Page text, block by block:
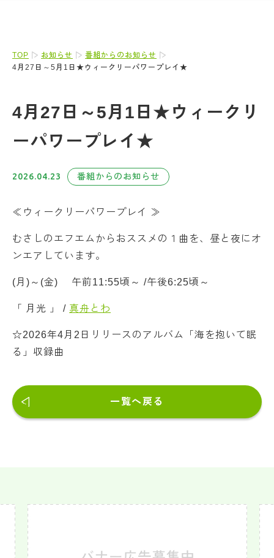
TOP お知らせ
番組からのお知らせ
4月27日～5月1日★ウィークリーパワープレイ★
4月27日～5月1日★ウィークリ
ーパワープレイ★
2026.04.23 番組からのお知らせ
≪ウィークリーパワープレイ ≫
むさしのエフエムからおススメの１曲を、昼と夜にオ
ンエアしています。
(月)～(金) 午前11:55頃～ /午後6:25頃～
「 月光 」 / 真舟とわ
☆2026年4月2日リリースのアルバム「海を抱いて眠
る」収録曲
一覧へ戻る